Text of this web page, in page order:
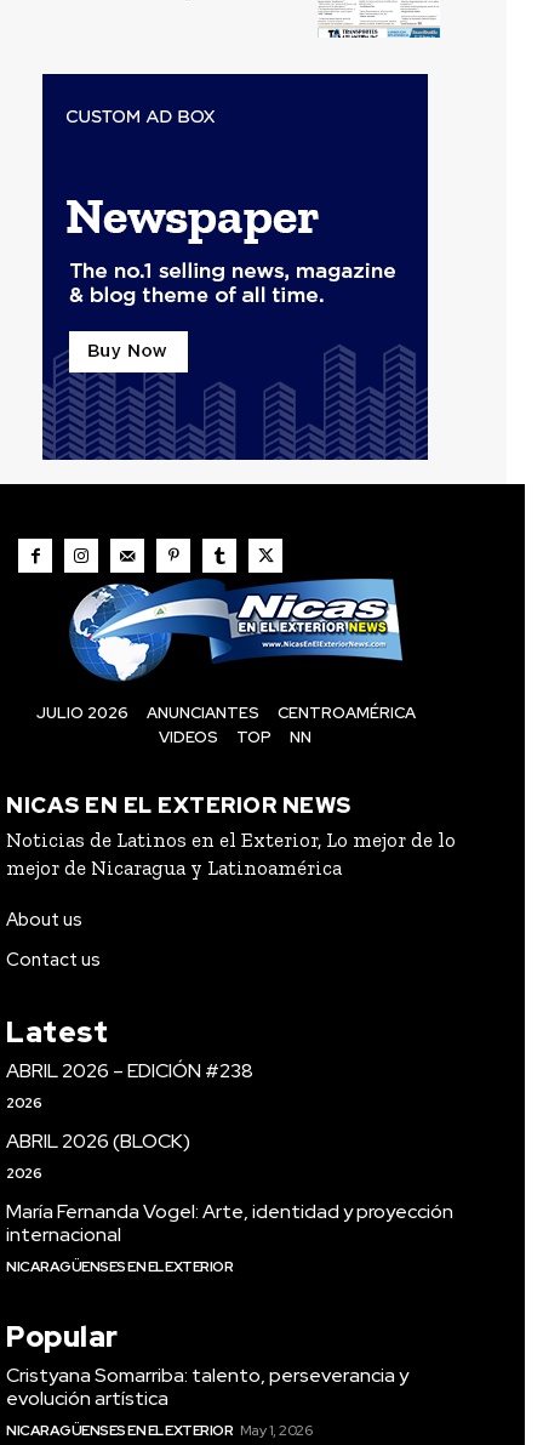
JULIO 2026 ANUNCIANTES
CENTROAMÉRICA
VIDEOS
TOP NN
NICAS EN EL EXTERIOR NEWS
Noticias de Latinos en el Exterior, Lo mejor de lo
mejor de Nicaragua y Latinoamérica
About us
Contact us
Latest
ABRIL 2026 – EDICIÓN #238
2026
ABRIL 2026 (BLOCK)
2026
María Fernanda Vogel: Arte, identidad y proyección
internacional
NICARAGÜENSES EN EL EXTERIOR
Popular
Cristyana Somarriba: talento, perseverancia y
evolución artística
NICARAGÜENSES EN EL EXTERIOR May 1, 2026